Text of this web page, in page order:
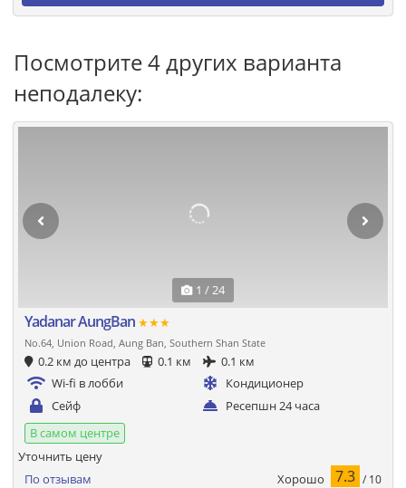
Посмотрите 4 других варианта
неподалеку:
1 / 24
Yadanar AungBan ★★★
No.64, Union Road, Aung Ban, Southern Shan State
0.2 км до центра 0.1 км
0.1 км
Wi-fi в лобби
Кондиционер
Сейф
Ресепшн 24 часа
В самом центре
По отзывам Хорошо 7.3 / 10
Уточнить цену